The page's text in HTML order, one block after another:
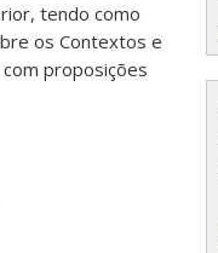
tendo como
os Contextos e
proposições